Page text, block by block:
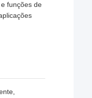
funções de